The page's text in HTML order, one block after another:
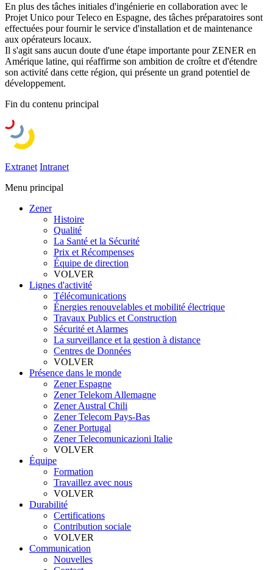
En plus des tâches initiales d'ingénierie en collaboration avec le
Projet Unico pour Teleco en Espagne, des tâches préparatoires sont
effectuées pour fournir le service d'installation et de maintenance
aux opérateurs locaux.
Il s'agit sans aucun doute d'une étape importante pour ZENER en
Amérique latine, qui réaffirme son ambition de croître et d'étendre
son activité dans cette région, qui présente un grand potentiel de
développement.
Fin du contenu principal
Extranet Intranet
Menu principal
Zener
Histoire
Qualité
La Santé et la Sécurité
Prix et Récompenses
Équipe de direction
VOLVER
Lignes d'activité
Télécomunications
Énergies renouvelables et mobilité électrique
Travaux Publics et Construction
Sécurité et Alarmes
La surveillance et la gestion à distance
Centres de Données
VOLVER
Présence dans le monde
Zener Espagne
Zener Telekom Allemagne
Zener Austral Chili
Zener Telecom Pays-Bas
Zener Portugal
Zener Telecomunicazioni Italie
VOLVER
Équipe
Formation
Travaillez avec nous
VOLVER
Durabilité
Certifications
Contribution sociale
VOLVER
Communication
Nouvelles